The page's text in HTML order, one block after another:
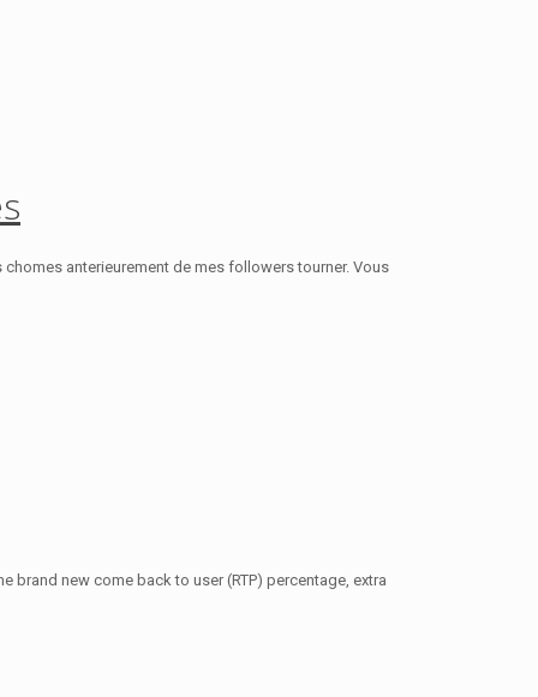
anterieurement de mes followers tourner. Vous
brand new come back to user (RTP) percentage, extra